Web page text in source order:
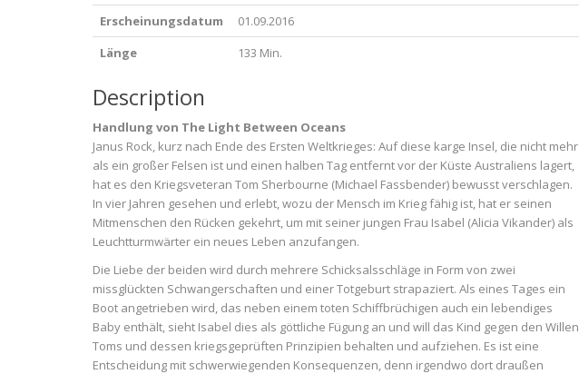
Erscheinungsdatum
01.09.2016
Länge
133 Min.
Description
Handlung von The Light Between Oceans
Janus Rock, kurz nach Ende des Ersten Weltkrieges: Auf diese karge Insel, die nicht mehr
als ein großer Felsen ist und einen halben Tag entfernt vor der Küste Australiens lagert,
hat es den Kriegsveteran Tom Sherbourne (Michael Fassbender) bewusst verschlagen.
In vier Jahren gesehen und erlebt, wozu der Mensch im Krieg fähig ist, hat er seinen
Mitmenschen den Rücken gekehrt, um mit seiner jungen Frau Isabel (Alicia Vikander) als
Leuchtturmwärter ein neues Leben anzufangen.
Die Liebe der beiden wird durch mehrere Schicksalsschläge in Form von zwei
missglückten Schwangerschaften und einer Totgeburt strapaziert. Als eines Tages ein
Boot angetrieben wird, das neben einem toten Schiffbrüchigen auch ein lebendiges
Baby enthält, sieht Isabel dies als göttliche Fügung an und will das Kind gegen den Willen
Toms und dessen kriegsgeprüften Prinzipien behalten und aufziehen. Es ist eine
Entscheidung mit schwerwiegenden Konsequenzen, denn irgendwo dort draußen